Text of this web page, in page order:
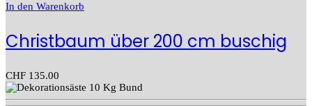
In den Warenkorb
Christbaum über 200 cm buschig
CHF 135.00